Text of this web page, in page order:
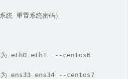
统 重置系统密码）
称为 eth0 eth1  --centos6
为 ens33 ens34 --centos7